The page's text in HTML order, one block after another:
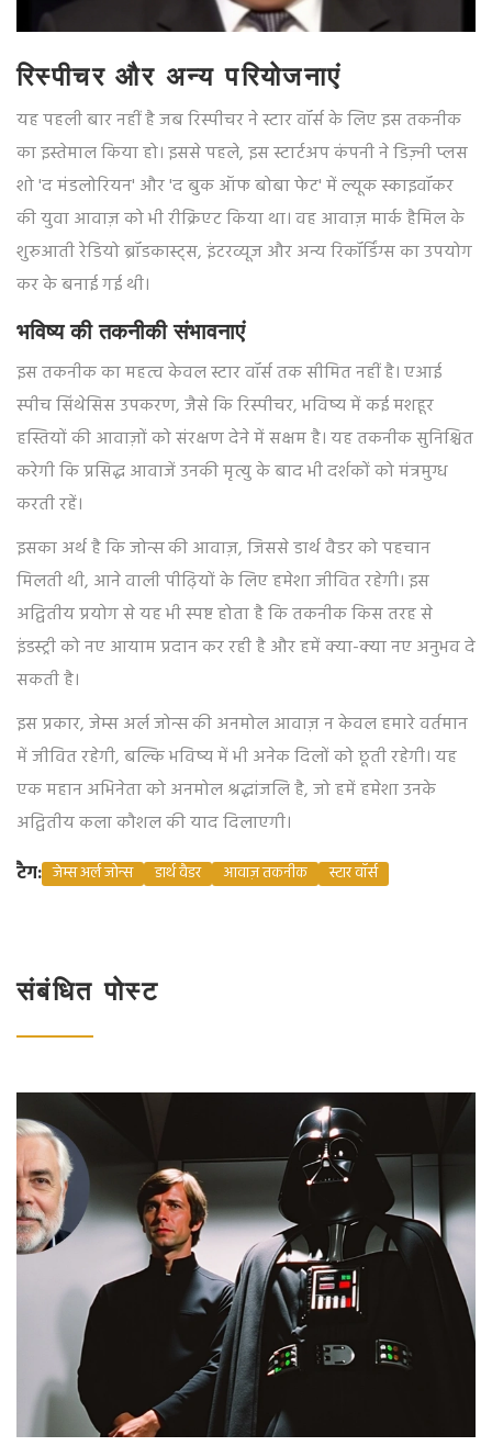
रिस्पीचर और अन्य परियोजनाएं
यह पहली बार नहीं है जब रिस्पीचर ने स्टार वॉर्स के लिए इस तकनीक
का इस्तेमाल किया हो। इससे पहले, इस स्टार्टअप कंपनी ने डिज़्नी प्लस
शो 'द मंडलोरियन' और 'द बुक ऑफ बोबा फेट' में ल्यूक स्काइवॉकर
की युवा आवाज़ को भी रीक्रिएट किया था। वह आवाज़ मार्क हैमिल के
शुरुआती रेडियो ब्रॉडकास्ट्स, इंटरव्यूज और अन्य रिकॉर्डिंग्स का उपयोग
कर के बनाई गई थी।
भविष्य की तकनीकी संभावनाएं
इस तकनीक का महत्व केवल स्टार वॉर्स तक सीमित नहीं है। एआई
स्पीच सिंथेसिस उपकरण, जैसे कि रिस्पीचर, भविष्य में कई मशहूर
हस्तियों की आवाज़ों को संरक्षण देने में सक्षम है। यह तकनीक सुनिश्चित
करेगी कि प्रसिद्ध आवाजें उनकी मृत्यु के बाद भी दर्शकों को मंत्रमुग्ध
करती रहें।
इसका अर्थ है कि जोन्स की आवाज़, जिससे डार्थ वैडर को पहचान
मिलती थी, आने वाली पीढ़ियों के लिए हमेशा जीवित रहेगी। इस
अद्वितीय प्रयोग से यह भी स्पष्ट होता है कि तकनीक किस तरह से
इंडस्ट्री को नए आयाम प्रदान कर रही है और हमें क्या-क्या नए अनुभव दे
सकती है।
इस प्रकार, जेम्स अर्ल जोन्स की अनमोल आवाज़ न केवल हमारे वर्तमान
में जीवित रहेगी, बल्कि भविष्य में भी अनेक दिलों को छूती रहेगी। यह
एक महान अभिनेता को अनमोल श्रद्धांजलि है, जो हमें हमेशा उनके
अद्वितीय कला कौशल की याद दिलाएगी।
टैग: जेम्स अर्ल जोन्स डार्थ वैडर आवाज़ तकनीक स्टार वॉर्स
संबंधित पोस्ट